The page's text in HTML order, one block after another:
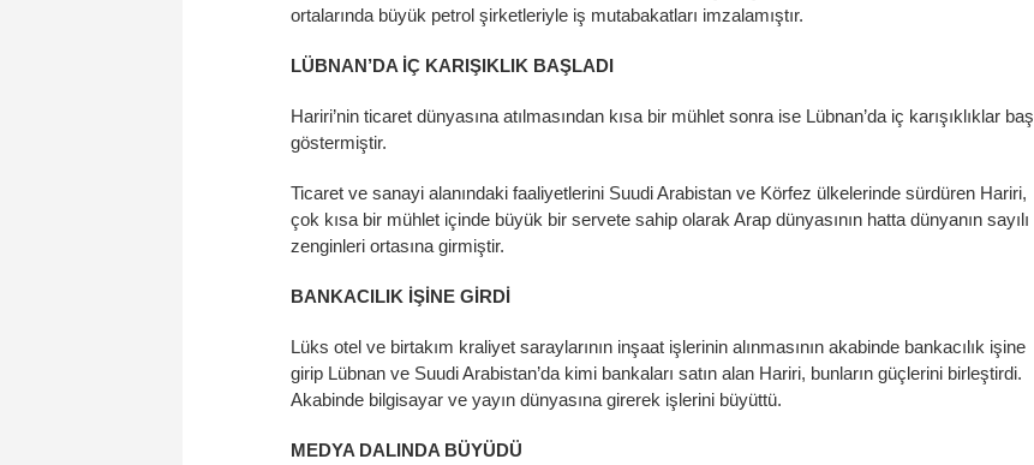
ortalarında büyük petrol şirketleriyle iş mutabakatları imzalamıştır.
LÜBNAN’DA İÇ KARIŞIKLIK BAŞLADI
Hariri’nin ticaret dünyasına atılmasından kısa bir mühlet sonra ise Lübnan’da iç karışıklıklar baş
göstermiştir.
Ticaret ve sanayi alanındaki faaliyetlerini Suudi Arabistan ve Körfez ülkelerinde sürdüren Hariri,
çok kısa bir mühlet içinde büyük bir servete sahip olarak Arap dünyasının hatta dünyanın sayılı
zenginleri ortasına girmiştir.
BANKACILIK İŞİNE GİRDİ
Lüks otel ve birtakım kraliyet saraylarının inşaat işlerinin alınmasının akabinde bankacılık işine
girip Lübnan ve Suudi Arabistan’da kimi bankaları satın alan Hariri, bunların güçlerini birleştirdi.
Akabinde bilgisayar ve yayın dünyasına girerek işlerini büyüttü.
MEDYA DALINDA BÜYÜDÜ